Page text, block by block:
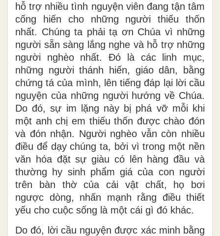
hỗ trợ nhiều tình nguyện viên đang tận tâm
cống hiến cho những người thiếu thốn
nhất. Chúng ta phải tạ ơn Chúa vì những
người sẵn sàng lắng nghe và hỗ trợ những
người nghèo nhất. Đó là các linh mục,
những người thánh hiến, giáo dân, bằng
chứng tá của mình, lên tiếng đáp lại lời cầu
nguyện của những người hướng về Chúa.
Do đó, sự im lặng này bị phá vỡ mỗi khi
một anh chị em thiếu thốn được chào đón
và đón nhận. Người nghèo vẫn còn nhiều
điều để dạy chúng ta, bởi vì trong một nền
văn hóa đặt sự giàu có lên hàng đầu và
thường hy sinh phẩm giá của con người
trên bàn thờ của cải vật chất, họ bơi
ngược dòng, nhấn mạnh rằng điều thiết
yếu cho cuộc sống là một cái gì đó khác.
Do đó, lời cầu nguyện được xác minh bằng